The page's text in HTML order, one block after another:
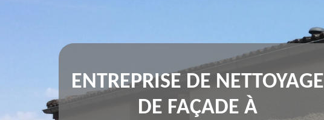
ENTREPRISE DE NETTOYAGE
DE FAÇADE À